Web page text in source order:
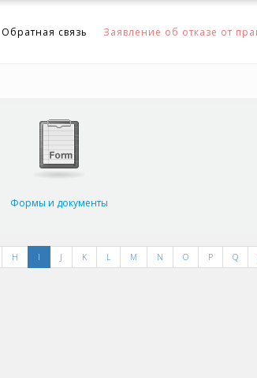
Обратная связь Заявление об отказе от
Формы и документы
H I J K L M N O P Q